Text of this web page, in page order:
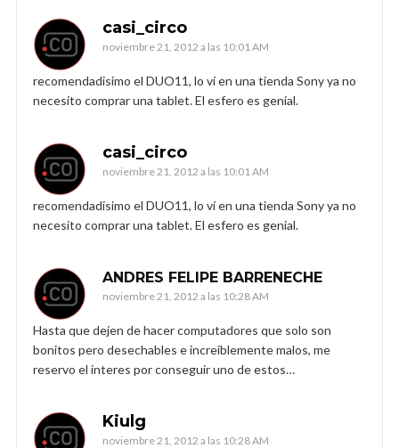
casi_circo
noviembre 21, 2012 a las 10:01 AM
recomendadisimo el DUO11, lo ví en una tienda Sony ya no
necesito comprar una tablet. El esfero es genial.
casi_circo
noviembre 21, 2012 a las 10:01 AM
recomendadisimo el DUO11, lo ví en una tienda Sony ya no
necesito comprar una tablet. El esfero es genial.
ANDRES FELIPE BARRENECHE
noviembre 21, 2012 a las 10:28 AM
Hasta que dejen de hacer computadores que solo son
bonitos pero desechables e increiblemente malos, me
reservo el interes por conseguir uno de estos…
Kiulg
noviembre 21, 2012 a las 10:28 AM